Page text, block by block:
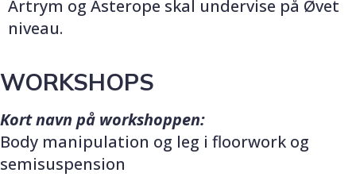
Artrym og Asterope skal undervise på Øvet
niveau.
WORKSHOPS
Kort navn på workshoppen:
Body manipulation og leg i floorwork og
semisuspension